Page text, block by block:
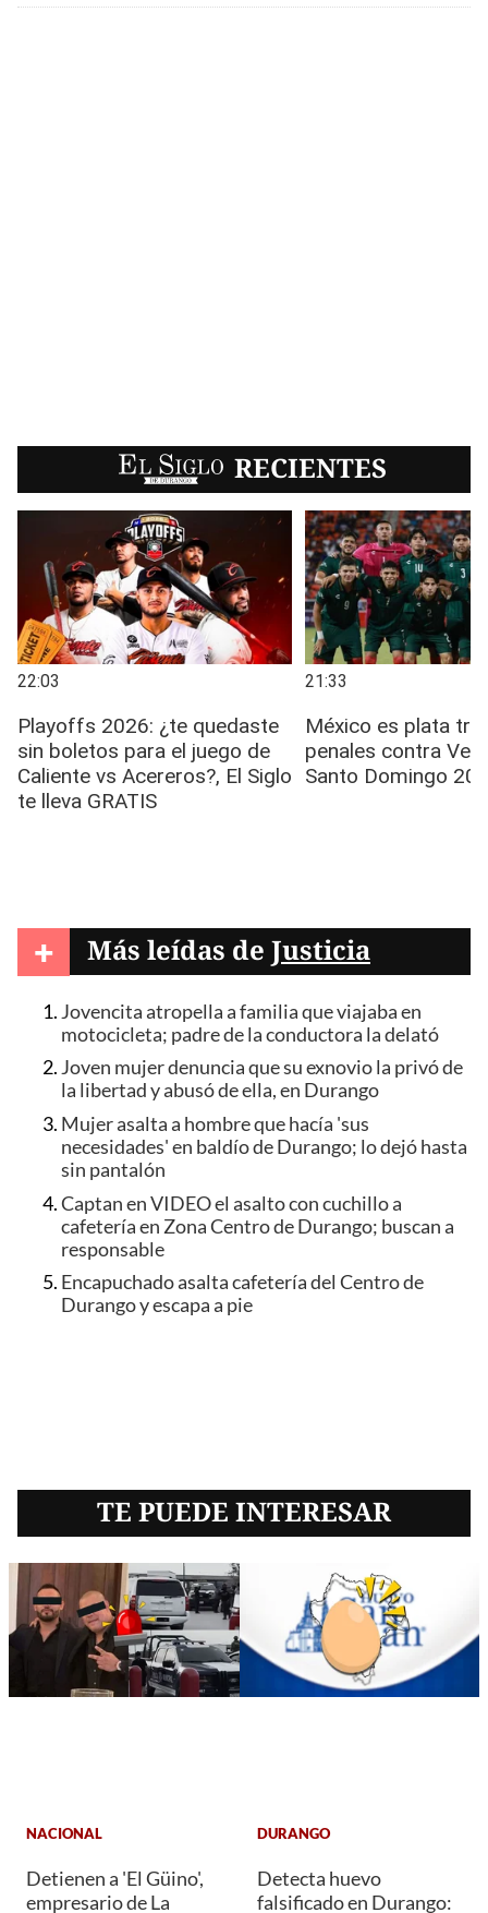
EL SIGLO RECIENTES
+ Más leídas de Justicia
Jovencita atropella a familia que viajaba en
motocicleta; padre de la conductora la delató
Joven mujer denuncia que su exnovio la privó de
la libertad y abusó de ella, en Durango
Mujer asalta a hombre que hacía 'sus
necesidades' en baldío de Durango; lo dejó hasta
sin pantalón
Captan en VIDEO el asalto con cuchillo a
cafetería en Zona Centro de Durango; buscan a
responsable
Encapuchado asalta cafetería del Centro de
Durango y escapa a pie
TE PUEDE INTERESAR
NACIONAL
Detienen a 'El Güino',
empresario de La
DURANGO
Detecta huevo
falsificado en Durango: